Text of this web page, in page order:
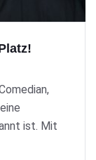
ist. Mit